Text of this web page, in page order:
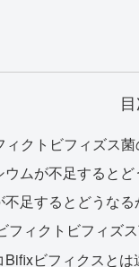
ィクトビフィズス
ウムが不足するとど
不足するとどうなる
フィクトビフィズ
Bifixビフィクスとは